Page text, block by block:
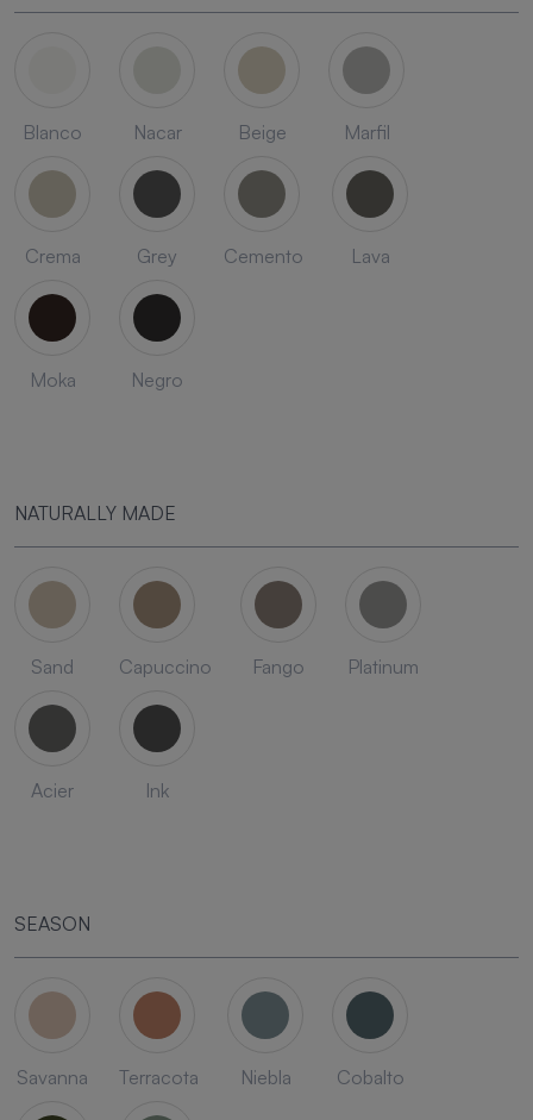
Blanco Nacar Beige Marfil
Crema Grey Cemento Lava
Moka Negro
NATURALLY MADE
Sand Capuccino Fango Platinum
Acier Ink
SEASON
Savanna Terracota Niebla Cobalto